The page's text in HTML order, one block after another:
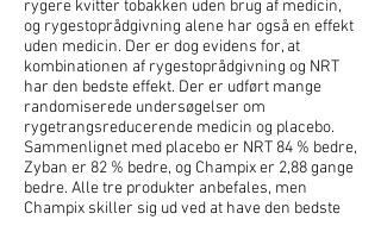
rygere kvitter tobakken uden brug af medicin,
og rygestoprådgivning alene har også en effekt
uden medicin. Der er dog evidens for, at
kombinationen af rygestoprådgivning og NRT
har den bedste effekt. Der er udført mange
randomiserede undersøgelser om
rygetrangsreducerende medicin og placebo.
Sammenlignet med placebo er NRT 84 % bedre,
Zyban er 82 % bedre, og Champix er 2,88 gange
bedre. Alle tre produkter anbefales, men
Champix skiller sig ud ved at have den bedste